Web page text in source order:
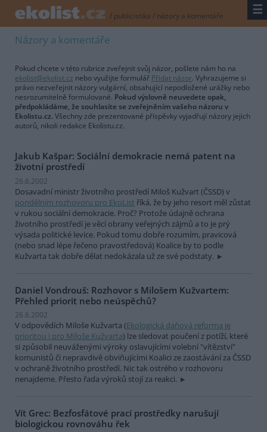
/ publicistika / názory a komentáře ☰
Názory a komentáře
Pokud chcete v této rubrice zveřejnit svůj názor, pošlete nám ho na
ekolist@ekolist.cz nebo využijte formulář Přidat názor. Vyhrazujeme si
právo nezveřejnit názory vulgární, obsahující nepodložené urážky nebo
nesrozumitelně formulované. Pokud výslovně neuvedete opak,
předpokládáme, že souhlasíte se zveřejněním vašeho názoru v
Ekolistu.cz. Všechny zde prezentované příspěvky vyjadřují názory jejich
autorů, nikoli redakce Ekolistu.cz.
Jakub Kašpar: Sociální demokracie nemá patent na
životní prostředí
26.6.2002
Dosavadní ministr životního prostředí Miloš Kužvart (ČSSD) v
pondělním rozhovoru pro EkoList říká, že by jeho resort měl zůstat
v rukou sociální demokracie. Proč? Protože údajně ochrana
životního prostředí je věcí obrany veřejných zájmů a to je prý
výsada politické levice. Pokud tomu dobře rozumím, pravicová
(nebo snad lépe řečeno pravostředová) Koalice by to podle
Kužvarta tak dobře dělat nedokázala už ze své podstaty.
Daniel Vondrouš: Rozhovor s Milošem Kužvartem:
Přehled priorit nebo neúspěchů?
26.6.2002
V odpovědích Miloše Kužvarta (Ekologická daňová reforma je
prioritou i pro Miloše Kužvarta) lze sledovat poučení z potíží, které
si způsobil neuváženými výroky oslavujícími volební "vítězství"
komunistů či nepravdivě obviňujícími Koalici ze zaostávání za ČSSD
v ochraně životního prostředí. Nic tak ostrého v rozhovoru
nenajdeme. Přesto řada výroků stojí za reakci.
Vít Grec: Bezfosfátové prací prostředky narušují
biologickou rovnováhu řek